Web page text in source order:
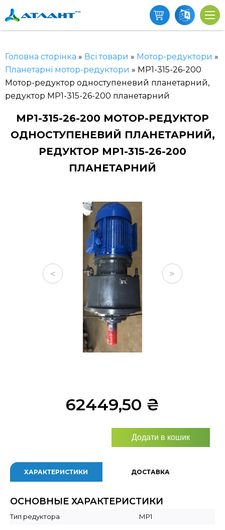
Головна сторінка » Всі товари » Мотор-редуктори »
Планетарні мотор-редуктори » МР1-315-26-200
Мотор-редуктор одноступеневий планетарний,
редуктор МР1-315-26-200 планетарний
МР1-315-26-200 МОТОР-РЕДУКТОР
ОДНОСТУПЕНЕВИЙ ПЛАНЕТАРНИЙ,
РЕДУКТОР МР1-315-26-200
ПЛАНЕТАРНИЙ
< >
62449,50 ₴
Додати в кошик
ХАРАКТЕРИСТИКИ ДОСТАВКА
ОСНОВНЫЕ ХАРАКТЕРИСТИКИ
Тип редуктора
МР1